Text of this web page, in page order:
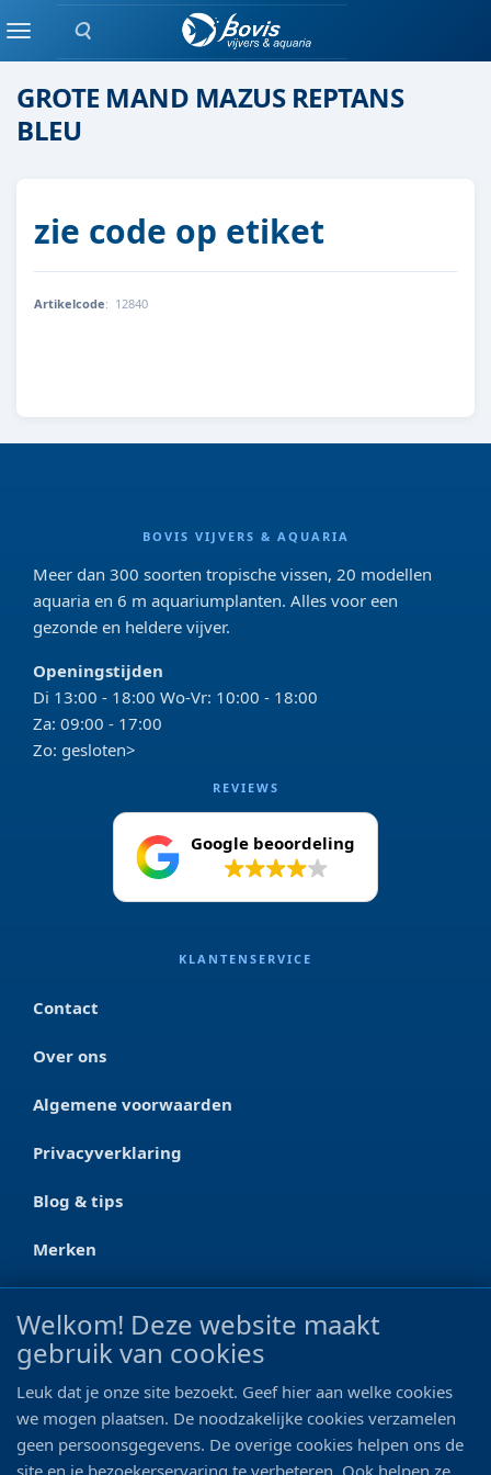
Zoeken
Menumoeras/waterplanten
GROTE MAND MAZUS REPTANS
BLEU
zie code op etiket
Artikelcode: 12840
BOVIS VIJVERS & AQUARIA
Meer dan 300 soorten tropische vissen, 20 modellen
aquaria en 6 m aquariumplanten. Alles voor een
gezonde en heldere vijver.
Openingstijden
Di 13:00 - 18:00 Wo-Vr: 10:00 - 18:00
Za: 09:00 - 17:00
Zo: gesloten>
REVIEWS
Google beoordeling
KLANTENSERVICE
Contact
Over ons
Algemene voorwaarden
Privacyverklaring
Blog & tips
Merken
CONTACT
Ootmarsumseweg 125a
0546 - 622 990
06 - 11 19 81 42
Welkom! Deze website maakt
gebruik van cookies
Leuk dat je onze site bezoekt. Geef hier aan welke cookies
we mogen plaatsen. De noodzakelijke cookies verzamelen
geen persoonsgegevens. De overige cookies helpen ons de
site en je bezoekerservaring te verbeteren. Ook helpen ze